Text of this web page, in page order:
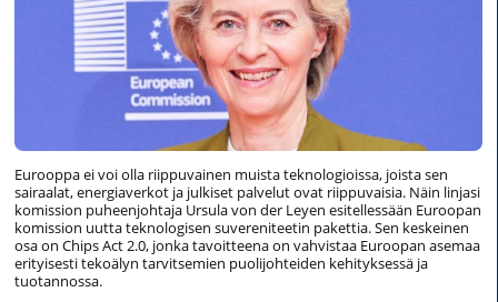
Eurooppa ei voi olla riippuvainen muista teknologioissa, joista sen
sairaalat, energiaverkot ja julkiset palvelut ovat riippuvaisia. Näin linjasi
komission puheenjohtaja Ursula von der Leyen esitellessään Euroopan
komission uutta teknologisen suvereniteetin pakettia. Sen keskeinen
osa on Chips Act 2.0, jonka tavoitteena on vahvistaa Euroopan asemaa
erityisesti tekoälyn tarvitsemien puolijohteiden kehityksessä ja
tuotannossa.